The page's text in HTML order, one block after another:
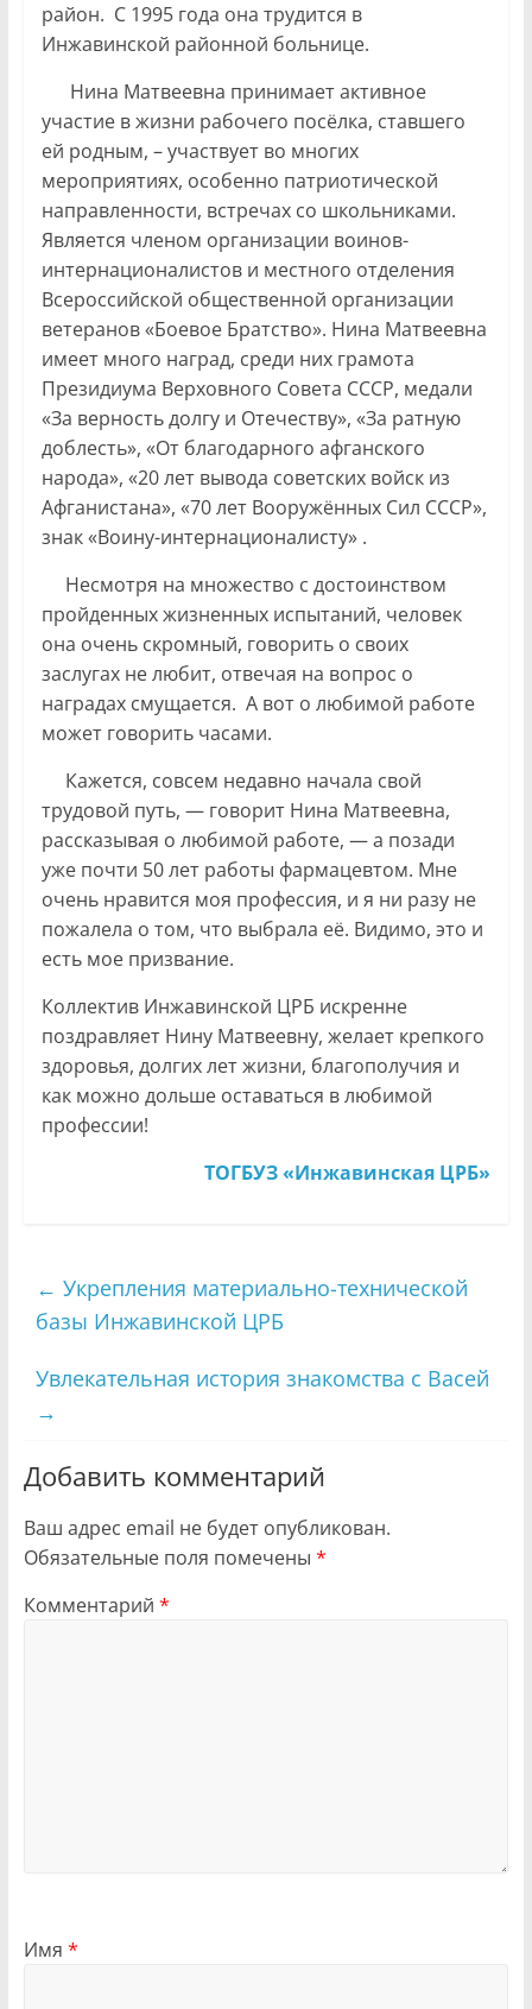
район. С 1995 года она трудится в
Инжавинской районной больнице.
Нина Матвеевна принимает активное
участие в жизни рабочего посёлка, ставшего
ей родным, – участвует во многих
мероприятиях, особенно патриотической
направленности, встречах со школьниками.
Является членом организации воинов-
интернационалистов и местного отделения
Всероссийской общественной организации
ветеранов «Боевое Братство». Нина Матвеевна
имеет много наград, среди них грамота
Президиума Верховного Совета СССР, медали
«За верность долгу и Отечеству», «За ратную
доблесть», «От благодарного афганского
народа», «20 лет вывода советских войск из
Афганистана», «70 лет Вооружённых Сил СССР»,
знак «Воину-интернационалисту» .
Несмотря на множество с достоинством
пройденных жизненных испытаний, человек
она очень скромный, говорить о своих
заслугах не любит, отвечая на вопрос о
наградах смущается. А вот о любимой работе
может говорить часами.
Кажется, совсем недавно начала свой
трудовой путь, — говорит Нина Матвеевна,
рассказывая о любимой работе, — а позади
уже почти 50 лет работы фармацевтом. Мне
очень нравится моя профессия, и я ни разу не
пожалела о том, что выбрала её. Видимо, это и
есть мое призвание.
Коллектив Инжавинской ЦРБ искренне
поздравляет Нину Матвеевну, желает крепкого
здоровья, долгих лет жизни, благополучия и
как можно дольше оставаться в любимой
профессии!
ТОГБУЗ «Инжавинская ЦРБ»
← Укрепления материально-технической
базы Инжавинской ЦРБ
Увлекательная история знакомства с Васей
→
Добавить комментарий
Ваш адрес email не будет опубликован.
Обязательные поля помечены *
Комментарий *
Имя *